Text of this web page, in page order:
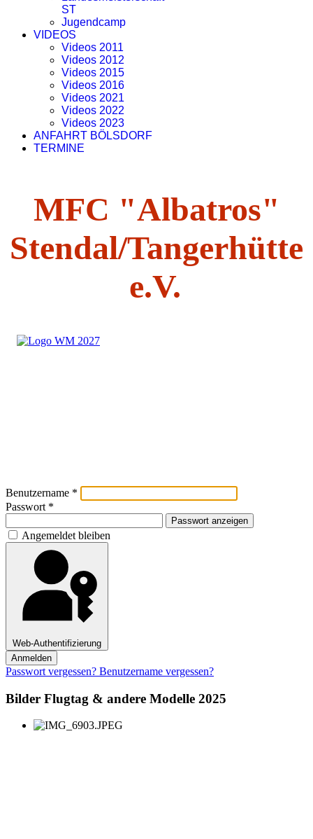
ST
Jugendcamp
VIDEOS
Videos 2011
Videos 2012
Videos 2015
Videos 2016
Videos 2021
Videos 2022
Videos 2023
ANFAHRT BÖLSDORF
TERMINE
MFC "Albatros"
Stendal/Tangerhütte
e.V.
Benutzername *
Passwort *
Passwort anzeigen
Angemeldet bleiben
Web-Authentifizierung
Anmelden
Passwort vergessen? Benutzername vergessen?
Bilder Flugtag & andere Modelle 2025